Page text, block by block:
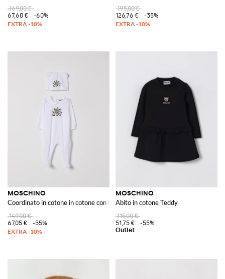
169,00 €
67,60 €
-60%
195,00 €
126,76 €
-35%
MOSCHINO
Coordinato in cotone in cotone con logo
149,00 €
67,05 €
-55%
MOSCHINO
Abito in cotone Teddy
115,00 €
51,75 €
-55%